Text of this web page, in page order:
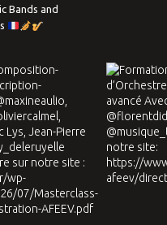
Bands and